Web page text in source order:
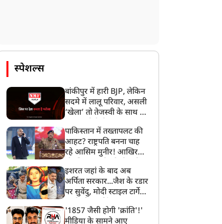
स्पेशल्स
बांकीपुर में हारी BJP, लेकिन
सदमे में लालू परिवार, असली
‘खेला’ तो तेजस्वी के साथ हो
पाकिस्तान में तख्तापलट की
आहट? राष्ट्रपति बनना चाह
रहे आसिम मुनीर! आखिर
बनाया मोहरा?
इशरत जहां के बाद अब
अर्पिता सरकार...जैश के रडार
पर सुवेंदु, मोदी स्टाइल टार्गेट
बड़ा एक्शन!
'1857 जैसी होगी 'क्रांति'!'
मीडिया के सामने आए